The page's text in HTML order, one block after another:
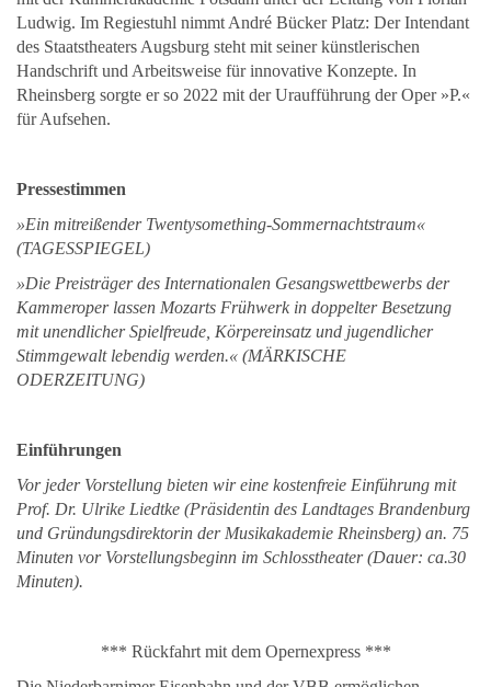
Ludwig. Im Regiestuhl nimmt André Bücker Platz: Der Intendant
des Staatstheaters Augsburg steht mit seiner künstlerischen
Handschrift und Arbeitsweise für innovative Konzepte. In
Rheinsberg sorgte er so 2022 mit der Uraufführung der Oper »P.«
für Aufsehen.
Pressestimmen
»Ein mitreißender Twentysomething-Sommernachtstraum«
(TAGESSPIEGEL)
»Die Preisträger des Internationalen Gesangswettbewerbs der
Kammeroper lassen Mozarts Frühwerk in doppelter Besetzung
mit unendlicher Spielfreude, Körpereinsatz und jugendlicher
Stimmgewalt lebendig werden.« (MÄRKISCHE
ODERZEITUNG)
Einführungen
Vor jeder Vorstellung bieten wir eine kostenfreie Einführung mit
Prof. Dr. Ulrike Liedtke (Präsidentin des Landtages Brandenburg
und Gründungsdirektorin der Musikakademie Rheinsberg) an. 75
Minuten vor Vorstellungsbeginn im Schlosstheater (Dauer: ca.30
Minuten).
*** Rückfahrt mit dem Opernexpress ***